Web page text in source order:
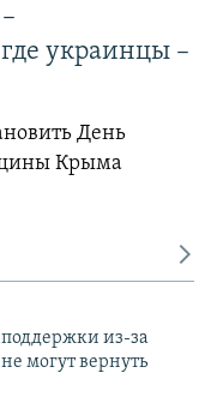
украинцы –
День
Крыма
из-за
могут вернуть